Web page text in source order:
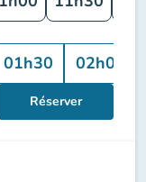
01h30 02h00
Réserver